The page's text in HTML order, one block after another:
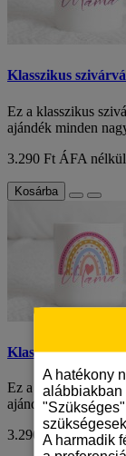
Klasszikus
Ez a klasszikus
ajándék minden
3.290 Ft ÁFA
Kosárba
Klasszikus
Ez a klasszikus
ajándék minden
3.290 FtÁFA
A hatékony
alábbiakban
A harmadik